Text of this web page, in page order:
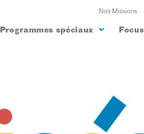
Nos Missions
Programmes spéciaux Focus